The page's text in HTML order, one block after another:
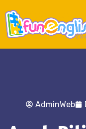
AdminWeb